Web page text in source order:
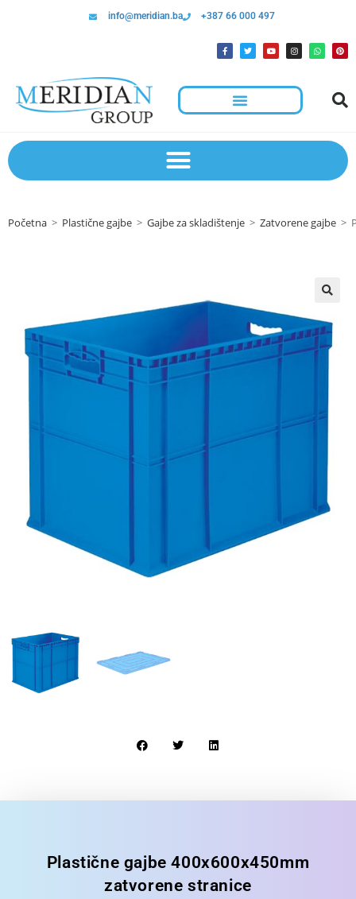
info@meridian.ba +387 66 000 497
Početna > Plastične gajbe > Gajbe za skladištenje > Zatvorene gajbe >
Plastične gajbe 400x600x450mm
zatvorene stranice